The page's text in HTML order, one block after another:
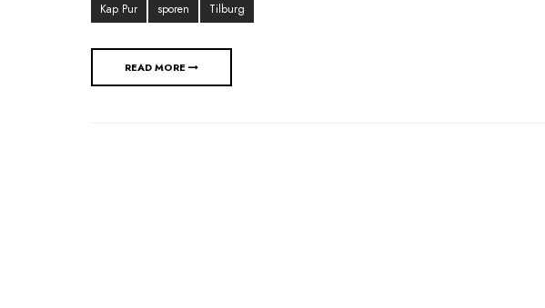
Kap Pur sporen Tilburg
READ MORE